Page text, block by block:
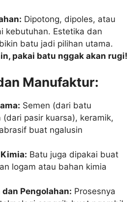
Dipotong, dipoles, atau
kebutuhan. Estetika dan
batu jadi pilihan utama.
pakai batu nggak akan rugi!
Manufaktur:
Semen (dari batu
(dari pasir kuarsa), keramik,
buat ngalusin
Batu juga dipakai buat
logam atau bahan kimia
Pengolahan: Prosesnya